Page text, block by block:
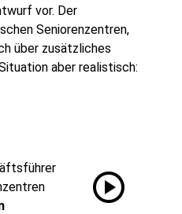
vor. Der
Seniorenzentren,
über zusätzliches
aber realistisch:
play_circle